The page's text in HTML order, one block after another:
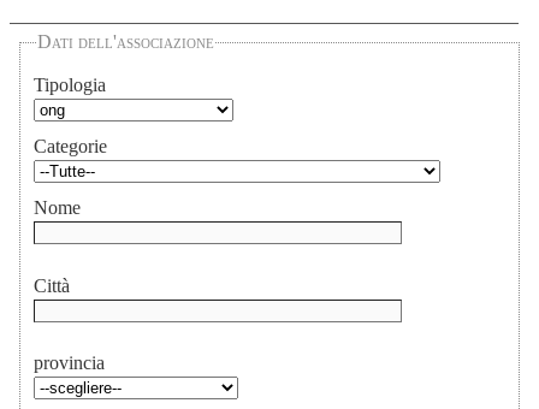
Dati dell'associazione
Tipologia
Categorie
Nome
Città
provincia